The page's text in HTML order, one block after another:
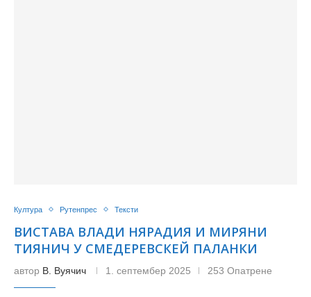
Култура Рутенпрес Тексти
ВИСТАВА ВЛАДИ НЯРАДИЯ И МИРЯНИ
ТИЯНИЧ У СМЕДЕРЕВСКЕЙ ПАЛАНКИ
автор В. Вуячич 1. септембер 2025 253 Опатрене